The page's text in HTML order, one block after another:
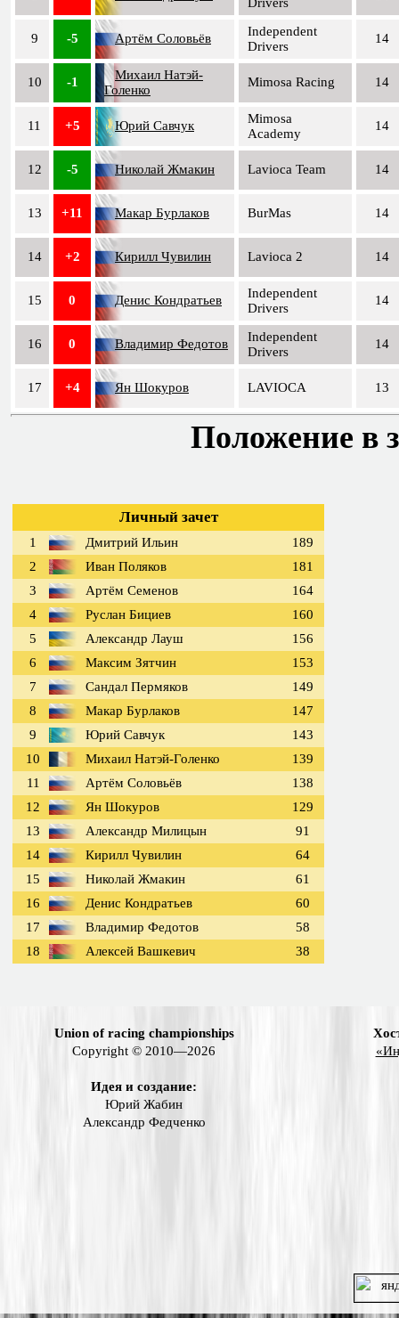
9 -5 Артём Соловьёв
Independent
Drivers
14
10 -1
Михаил Натэй-
Голенко
Mimosa Racing 14
11 +5 Юрий Савчук
Mimosa
Academy
14
12 -5 Николай Жмакин Lavioca Team 14
13 +11 Макар Бурлаков BurMas 14
14 +2 Кирилл Чувилин Lavioca 2 14
15 0 Денис Кондратьев
Independent
Drivers
14
16 0 Владимир Федотов
Independent
Drivers
14
17 +4 Ян Шокуров LAVIOCA 13
Положение в
Личный зачет
1 Дмитрий Ильин
189
2
Иван Поляков
181
3
Артём Семенов
164
4
Руслан Бициев
160
5
Александр Лауш
156
6
Максим Зятчин
153
7
Сандал Пермяков
149
8
Макар Бурлаков
147
9
Юрий Савчук
143
10
Михаил Натэй-Голенко
139
11
Артём Соловьёв
138
12
Ян Шокуров
129
13
Александр Милицын
91
14
Кирилл Чувилин
64
15
Николай Жмакин
61
16
Денис Кондратьев
60
17
Владимир Федотов
58
18
Алексей Вашкевич 38
Union of racing championships
Copyright © 2010—2026
Идея и создание:
Юрий Жабин
Александр Федченко